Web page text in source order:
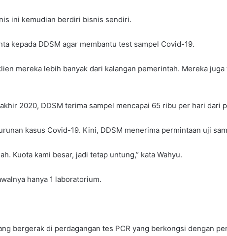
ini kemudian berdiri bisnis sendiri.
kepada DDSM agar membantu test sampel Covid-19.
mereka lebih banyak dari kalangan pemerintah. Mereka
2020, DDSM terima sampel mencapai 65 ribu per hari dari
kasus Covid-19. Kini, DDSM menerima permintaan uji
Kuota kami besar, jadi tetap untung,” kata Wahyu.
hanya 1 laboratorium.
bergerak di perdagangan tes PCR yang berkongsi dengan